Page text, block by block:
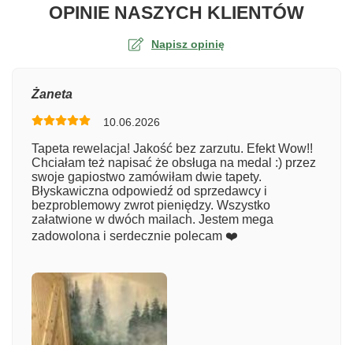
OPINIE NASZYCH KLIENTÓWO
Napisz opinię
Numer zamówienia
Imię
Żaneta
10.06.2026
Tapeta rewelacja! Jakość bez zarzutu. Efekt Wow!!
Chciałam też napisać że obsługa na medal :) przez
swoje gapiostwo zamówiłam dwie tapety.
Błyskawiczna odpowiedź od sprzedawcy i
bezproblemowy zwrot pieniędzy. Wszystko
załatwione w dwóch mailach. Jestem mega
zadowolona i serdecznie polecam ❤️